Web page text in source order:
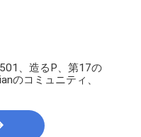
、造るP、第17の
のコミュニティ、